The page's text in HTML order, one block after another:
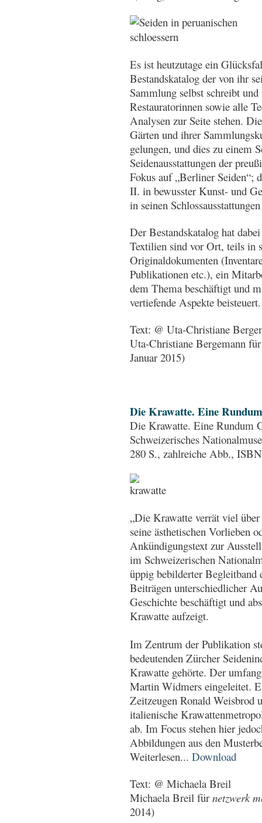
Es ist heutzutage ein
Bestandskatalog der von ihr
Sammlung selbst schreibt
Restauratorinnen sowie alle
Analysen zur Seite stehen.
Gärten und ihrer
gelungen, und dies zu einem
Seidenausstattungen der
Fokus auf „Berliner Seiden“;
II. in bewusster Kunst- und
in seinen
Der Bestandskatalog hat
Textilien sind vor Ort, teils in
Originaldokumenten
Publikationen etc.), ein
dem Thema beschäftigt und
vertiefende Aspekte
Text: @ Uta-Christiane
Uta-Christiane Bergemann
Januar 2015)
Die Krawatte. Eine
Die Krawatte. Eine Rundum
Schweizerisches
280 S., zahlreiche Abb.,
„Die Krawatte verrät viel
seine ästhetischen Vorlieben
Ankündigungstext zur
im Schweizerischen
üppig bebilderter Begleitband
Beiträgen unterschiedlicher
Geschichte beschäftigt und
Krawatte aufzeigt.
Im Zentrum der Publikation
bedeutenden Zürcher
Krawatte gehörte. Der
Martin Widmers eingeleitet.
Zeitzeugen Ronald Weisbrod
italienische
ab. Im Focus stehen hier
Abbildungen aus den
Weiterlesen...Download
Text: @ Michaela Breil
Michaela Breil fürnetzwerk
2014)